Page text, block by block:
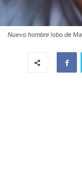
Nuevo hombre lobo de